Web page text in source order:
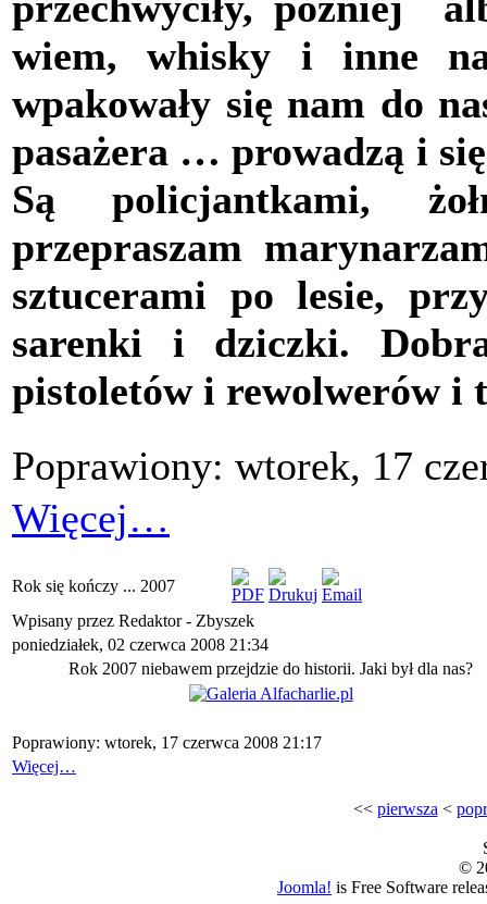
wiem,
whisky i inne
wpakowały się nam do
pasażera … prowadzą i
Są policjantkami,
przepraszam
sztucerami po lesie,
sarenki i dziczki.
pistoletów i rewolwerów i
Poprawiony: wtorek, 17
Więcej…
Rok się kończy ... 2007
Wpisany przez Redaktor - Zbyszek
poniedziałek, 02 czerwca 2008 21:34
Rok 2007 niebawem przejdzie do historii. Jaki był dla nas?
Poprawiony: wtorek, 17 czerwca 2008 21:17
Więcej…
<< pierwsza <
©
Joomla! is Free Software